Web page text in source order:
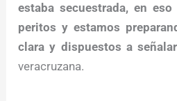
estaba secuestrada, en
peritos y estamos
clara y dispuestos a
veracruzana.